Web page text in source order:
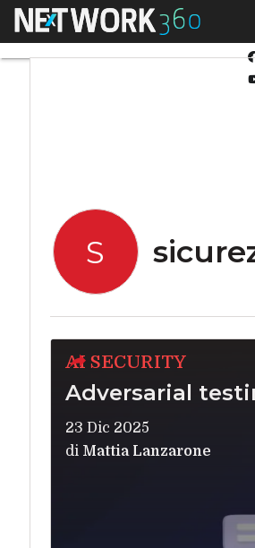
Menu
S
AI SECURITY
Adversarial
23 Dic 2025
di Mattia Lanzarone